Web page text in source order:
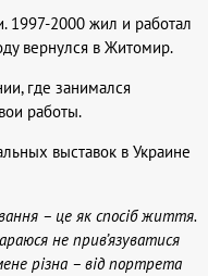
1997-2000 жил и работал
вернулся в Житомир.
где занимался
работы.
выставок в Украине
– це як спосіб життя.
не прив’язуватися
різна – від портрета